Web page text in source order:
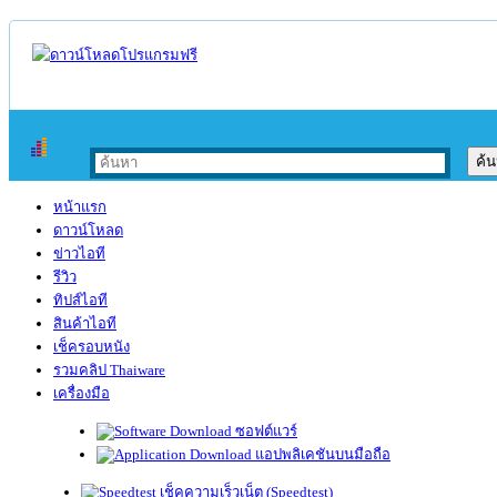
หน้าแรก
ดาวน์โหลด
ข่าวไอที
รีวิว
ทิปส์ไอที
สินค้าไอที
เช็ครอบหนัง
รวมคลิป Thaiware
เครื่องมือ
ซอฟต์แวร์
แอปพลิเคชันบนมือถือ
เช็คความเร็วเน็ต (Speedtest)